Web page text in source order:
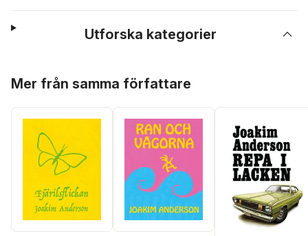
Utforska kategorier
Mer från samma författare